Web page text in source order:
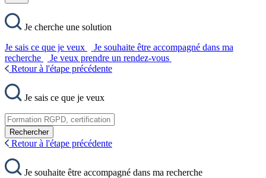
Je cherche une solution
Je sais ce que je veux
Je souhaite être accompagné dans ma
recherche
Je veux prendre un rendez-vous
Retour à l'étape précédente
Je sais ce que je veux
Rechercher
Retour à l'étape précédente
Je souhaite être accompagné dans ma recherche